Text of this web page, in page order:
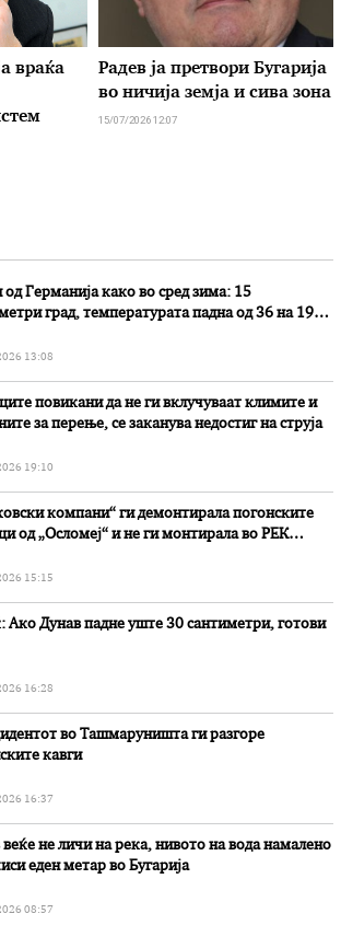
враќа
Радев ја претвори Бугарија
во ничија земја и сива зона
15/07/2026 12:07
од Германија како во сред зима: 15
град, температурата падна од 36 на 19
13:08
повикани да не ги вклучуваат климите и
за перење, се заканува недостиг на струја
19:10
компани“ ги демонтирала погонските
од „Осломеј“ и не ги монтирала во РЕК
15:15
Ако Дунав падне уште 30 сантиметри, готови
16:28
во Ташмаруништa ги разгоре
кавги
16:37
веќе не личи на река, нивото на вода намалено
еден метар во Бугарија
08:57